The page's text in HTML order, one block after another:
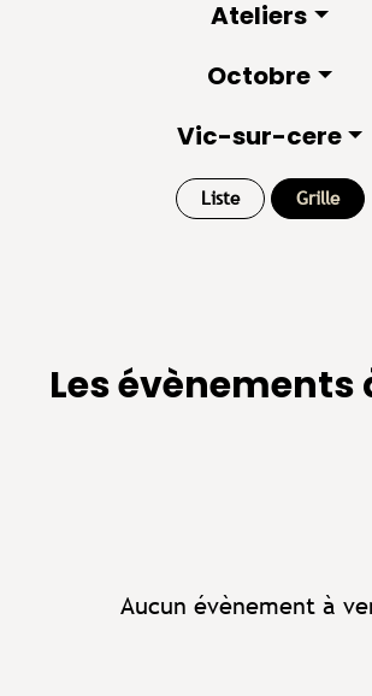
Ateliers
Octobre
Vic-sur-cere
Liste Grille
Les évènements
Aucun évènement à